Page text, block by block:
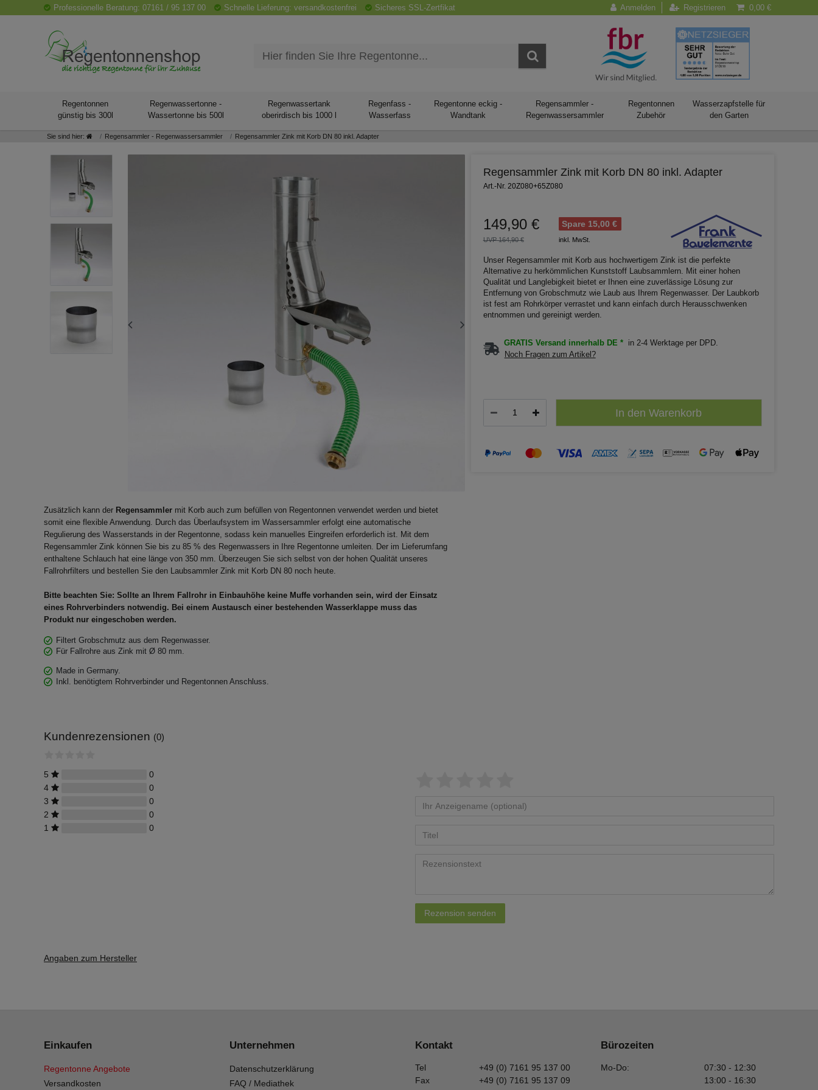
Professionelle Beratung: 07161 / 95 137 00 Schnelle Lieferung: versandkostenfrei Sicheres SSL-Zertfikat Anmelden Registrieren 0,00 €
Regentonnen
günstig bis 300l
Regenwassertonne -
Wassertonne bis 500l
Regenwassertank
oberirdisch bis 1000 l
Regenfass -
Wasserfass
Regentonne eckig -
Wandtank
Regensammler -
Regenwassersammler
Regentonnen
Zubehör
Wasserzapfstelle für
den Garten
Sie sind hier: Regensammler - Regenwassersammler Regensammler Zink mit Korb DN 80 inkl. Adapter
Regensammler Zink mit Korb DN 80 inkl. Adapter
Art.-Nr. 20Z080+65Z080
149,90 € Spare 15,00 €
UVP 164,90 € inkl. MwSt.
Unser Regensammler mit Korb aus hochwertigem Zink ist die perfekte
Alternative zu herkömmlichen Kunststoff Laubsammlern. Mit einer hohen
Qualität und Langlebigkeit bietet er Ihnen eine zuverlässige Lösung zur
Entfernung von Grobschmutz wie Laub aus Ihrem Regenwasser. Der Laubkorb
ist fest am Rohrkörper verrastet und kann einfach durch Herausschwenken
entnommen und gereinigt werden.
GRATIS Versand innerhalb DE *
in 2-4 Werktage per DPD.
Noch Fragen zum Artikel?
In den Warenkorb
Zusätzlich kann der Regensammler mit Korb auch zum befüllen von Regentonnen verwendet werden und bietet
somit eine flexible Anwendung. Durch das Überlaufsystem im Wassersammler erfolgt eine automatische
Regulierung des Wasserstands in der Regentonne, sodass kein manuelles Eingreifen erforderlich ist. Mit dem
Regensammler Zink können Sie bis zu 85 % des Regenwassers in Ihre Regentonne umleiten. Der im Lieferumfang
enthaltene Schlauch hat eine länge von 350 mm. Überzeugen Sie sich selbst von der hohen Qualität unseres
Fallrohrfilters und bestellen Sie den Laubsammler Zink mit Korb DN 80 noch heute.
Bitte beachten Sie: Sollte an Ihrem Fallrohr in Einbauhöhe keine Muffe vorhanden sein, wird der Einsatz
eines Rohrverbinders notwendig. Bei einem Austausch einer bestehenden Wasserklappe muss das
Produkt nur eingeschoben werden.
Filtert Grobschmutz aus dem Regenwasser.
Für Fallrohre aus Zink mit Ø 80 mm.
Made in Germany.
Inkl. benötigtem Rohrverbinder und Regentonnen Anschluss.
Kundenrezensionen (0)
5
0
4
0
3
0
2
0
1
0
Rezension senden
Angaben zum Hersteller
Einkaufen
Regentonne Angebote
Versandkosten
Unternehmen
Datenschutzerklärung
FAQ / Mediathek
Kontakt
Tel
+49 (0) 7161 95 137 00
Fax
+49 (0) 7161 95 137 09
Bürozeiten
Mo-Do:
07:30 - 12:30
13:00 - 16:30